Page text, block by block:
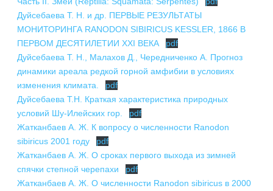
Дуйсебаева Т. Н. и др. ПЕРВЫЕ РЕЗУЛЬТАТЫ
МОНИТОРИНГА RANODON SIBIRICUS KESSLER, 1866 В
ПЕРВОМ ДЕСЯТИЛЕТИИ XXI ВЕКА
pdf
Дуйсебаева Т. Н., Малахов Д., Чередниченко А. Прогноз
динамики ареала редкой горной амфибии в условиях
изменения климата.
pdf
Дуйсебаева Т.Н. Краткая характеристика природных
условий Шу-Илейских гор.
pdf
Жатканбаев А. Ж. К вопросу о численности Ranodon
sibiricus 2001 году
pdf
Жатканбаев А. Ж. О сроках первого выхода из зимней
спячки степной черепахи
pdf
Жатканбаев А. Ж. О численности Ranodon sibiricus в 2000